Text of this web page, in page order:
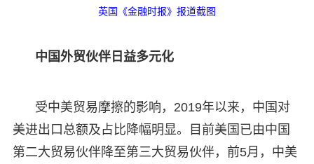
英国《金融时报》报道截图
中国外贸伙伴日益多元化
受中美贸易摩擦的影响，2019年以来，中国对
美进出口总额及占比降幅明显。目前美国已由中国
第二大贸易伙伴降至第三大贸易伙伴，前5月，中美